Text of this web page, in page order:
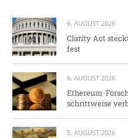
6. AUGUST 2026
Clarity Act
fest
6. AUGUST 2026
Ethereum-
schrittweise
5. AUGUST 2026